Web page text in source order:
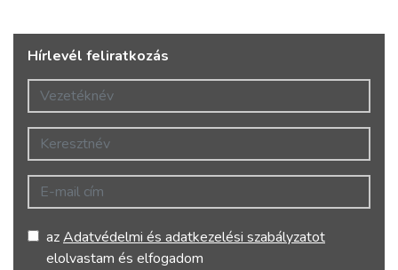
Hírlevél feliratkozás
Vezetéknév
Keresztnév
E-mail cím
azAdatvédelmi és adatkezelési szabályzatot
elolvastam és elfogadom